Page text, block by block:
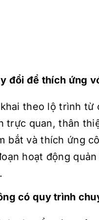
đổi để thích ứng
theo lộ trình từ
trực quan, thân
bắt và thích ứng
hoạt động
có quy trình